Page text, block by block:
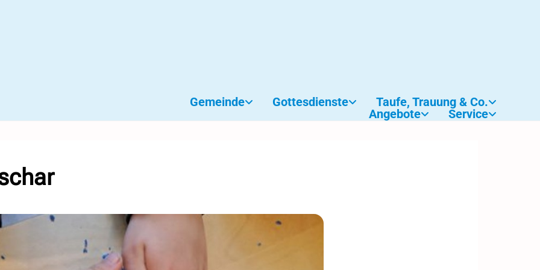
Gemeinde Gottesdienste
Taufe, Trauung & Co.
Angebote
Service